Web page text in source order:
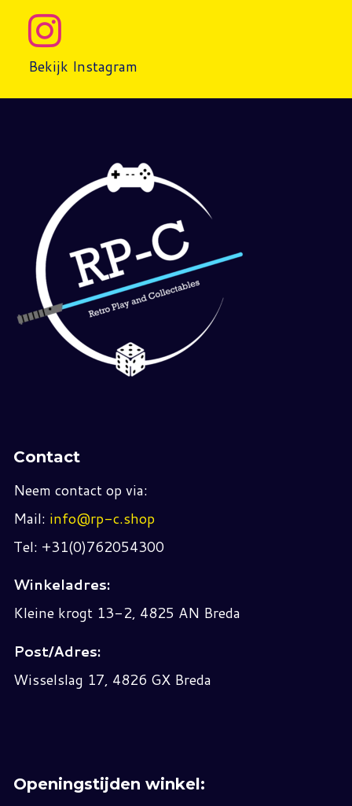
Bekijk Instagram
Contact
Neem contact op via:
Mail: info@rp-c.shop
Tel: +31(0)762054300
Winkeladres:
Kleine krogt 13-2, 4825 AN Breda
Post/Adres:
Wisselslag 17, 4826 GX Breda
Openingstijden winkel: